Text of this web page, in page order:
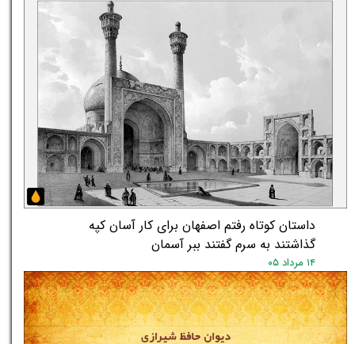
داستان کوتاه رفتم اصفهان برای کار آسان کپه
گذاشتند به سرم گفتند ببر آسمان
۱۴ مرداد ۰۵